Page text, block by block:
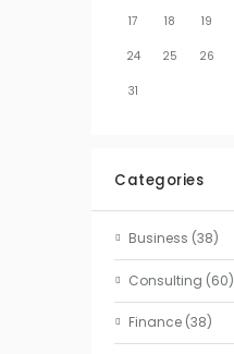
17 18 19
24 25 26
31
Categories
Business (38)
Consulting (60)
Finance (38)